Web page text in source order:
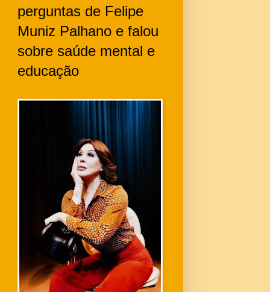
perguntas de Felipe
Muniz Palhano e falou
sobre saúde mental e
educação